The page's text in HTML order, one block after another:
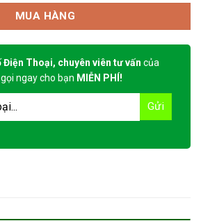
MUA HÀNG
Điện Thoại, chuyên viên tư vấn của
ngay cho bạn MIỄN PHÍ!